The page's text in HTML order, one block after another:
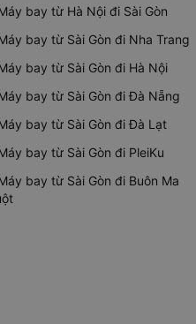
bay từ Hà Nội đi Sài Gòn
bay từ Sài Gòn đi Nha Trang
bay từ Sài Gòn đi Hà Nội
bay từ Sài Gòn đi Đà Nẵng
bay từ Sài Gòn đi Đà Lạt
bay từ Sài Gòn đi PleiKu
bay từ Sài Gòn đi Buôn Ma